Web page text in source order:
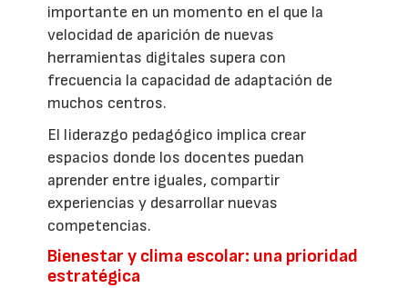
importante en un momento en el que la
velocidad de aparición de nuevas
herramientas digitales supera con
frecuencia la capacidad de adaptación de
muchos centros.
El liderazgo pedagógico implica crear
espacios donde los docentes puedan
aprender entre iguales, compartir
experiencias y desarrollar nuevas
competencias.
Bienestar y clima escolar: una prioridad
estratégica